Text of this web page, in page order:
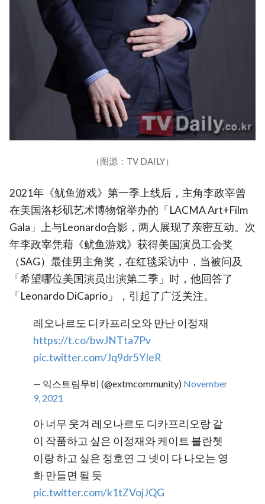
（图源：TV DAILY）
2021年《鱿鱼游戏》第一季上线后，主角李政宰曾
在美国洛杉矶艺术博物馆举办的「LACMA Art+Film
Gala」上与Leonardo合影，两人展现了亲密互动。次
年李政宰凭藉《鱿鱼游戏》获得美国演员工会奖
（SAG）最佳男主角奖，在红毯采访中，当被问及
「希望哪位美国演员出演第二季」时，他回答了
「Leonardo DiCaprio」，引起了广泛关注。
레오나르도 디카프리오와 만난 이정재
https://t.co/bwJNTta7Pv
pic.twitter.com/Jq9dr5YIeR
— 익스트림무비 (@extmcommunity) November
9, 2021
아 너무 웃겨 레오나르도 디카프리오랑 같
이 작품하고 싶은 이정재와 케이트 블란쳇
이랑 하고 싶은 정호연 그 넷이 다 나오는 영
화 만들면 될 듯
pic.twitter.com/k1tZVojJQG